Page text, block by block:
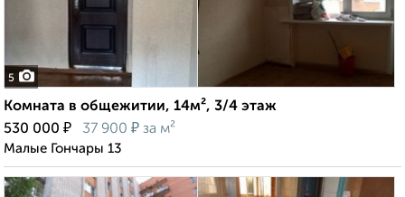
5
Комната в общежитии, 14м², 3/4 этаж
530 000 ₽ 37 900 ₽ за м²
Малые Гончары 13